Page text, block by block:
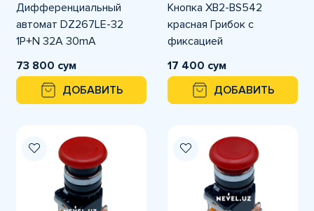
Дифференциальный
автомат DZ267LE-32
1P+N 32A 30mA
73 800 сум
ДОБАВИТЬ
Кнопка XB2-BS542
красная Грибок с
фиксацией
17 400 сум
ДОБАВИТЬ